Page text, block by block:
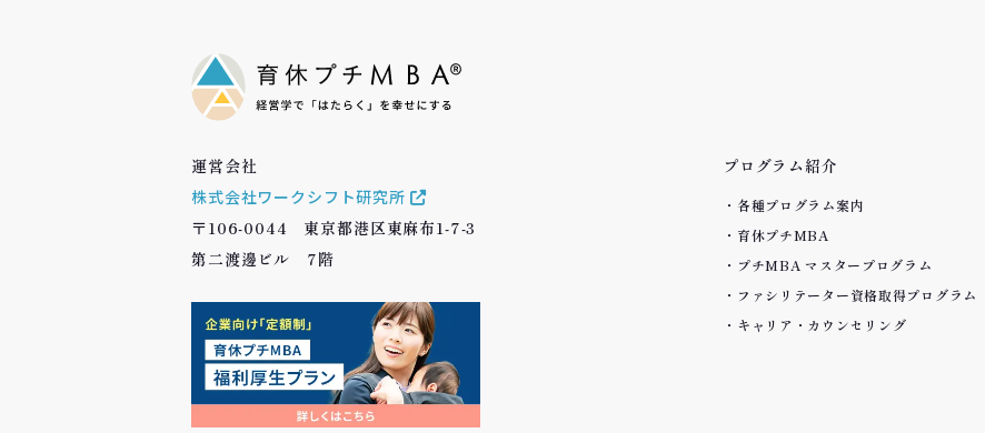
運営会社
株式会社ワークシフト研究所
〒106-0044 東京都港区東麻布1-7-3
第二渡邊ビル 7階
プログラム紹介
各種プログラム案内
育休プチMBA
プチMBA マスタープログラム
ファシリテーター資格取得プログラム
キャリア・カウンセリング